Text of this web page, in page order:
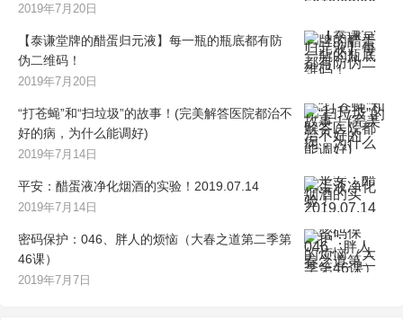
2019年7月20日
【泰谦堂牌的醋蛋归元液】每一瓶的瓶底都有防
伪二维码！
2019年7月20日
“打苍蝇”和“扫垃圾”的故事！(完美解答医院都治不
好的病，为什么能调好)
2019年7月14日
平安：醋蛋液净化烟酒的实验！2019.07.14
2019年7月14日
密码保护：046、胖人的烦恼（大春之道第二季第
46课）
2019年7月7日